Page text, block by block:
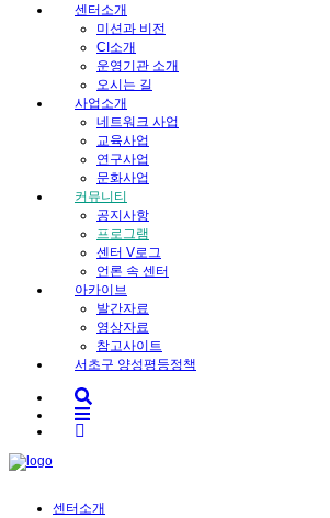
센터소개
미션과 비전
CI소개
운영기관 소개
오시는 길
사업소개
네트워크 사업
교육사업
연구사업
문화사업
커뮤니티
공지사항
프로그램
센터 V로그
언론 속 센터
아카이브
발간자료
영상자료
참고사이트
서초구 양성평등정책
센터소개